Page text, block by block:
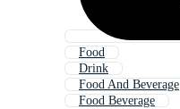
Food
Drink
Food And Beverage
Food Beverage